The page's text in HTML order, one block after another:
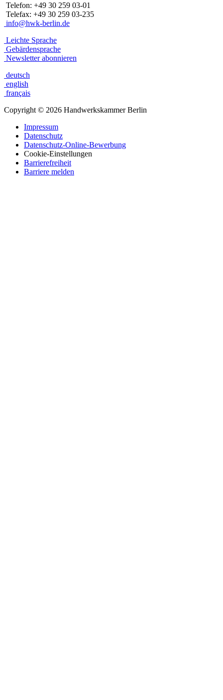
Telefon: +49 30 259 03-01
Telefax: +49 30 259 03-235
info@hwk-berlin.de
Leichte Sprache
Gebärdensprache
Newsletter abonnieren
deutsch
english
français
Copyright © 2026 Handwerkskammer Berlin
Impressum
Datenschutz
Datenschutz-Online-Bewerbung
Cookie-Einstellungen
Barrierefreiheit
Barriere melden